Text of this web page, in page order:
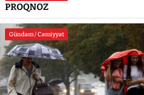
PROQNOZ
Gündəm / Cəmiyyət